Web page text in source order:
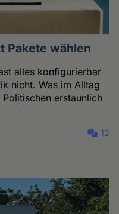
Pakete wählen
alles konfigurierbar
nicht. Was im Alltag
erstaunlich
12